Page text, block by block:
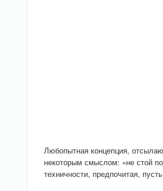
Любопытная концепция,
некоторым смыслом: «не стой
техничности, предпочитая,